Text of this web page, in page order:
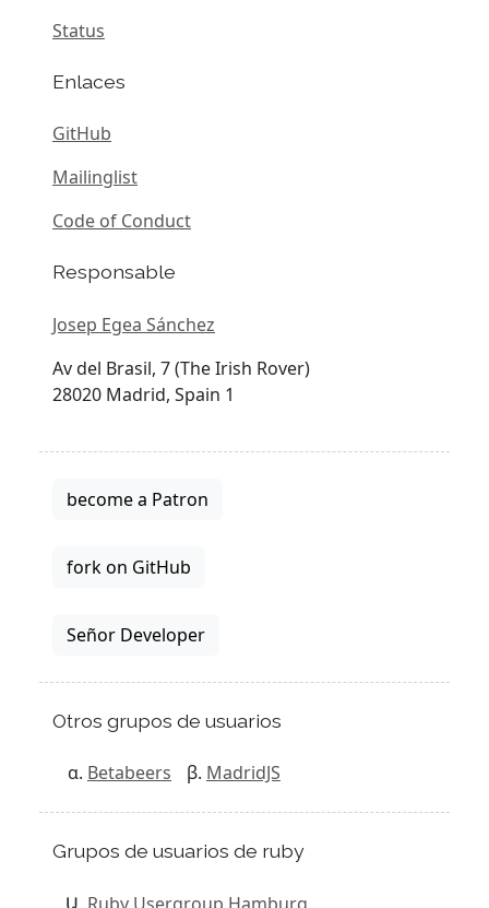
Status
Enlaces
GitHub
Mailinglist
Code of Conduct
Responsable
Josep Egea Sánchez
Av del Brasil, 7 (The Irish Rover)
28020 Madrid, Spain 1
become a Patron
fork on GitHub
Señor Developer
Otros grupos de usuarios
Betabeers MadridJS
Grupos de usuarios de ruby